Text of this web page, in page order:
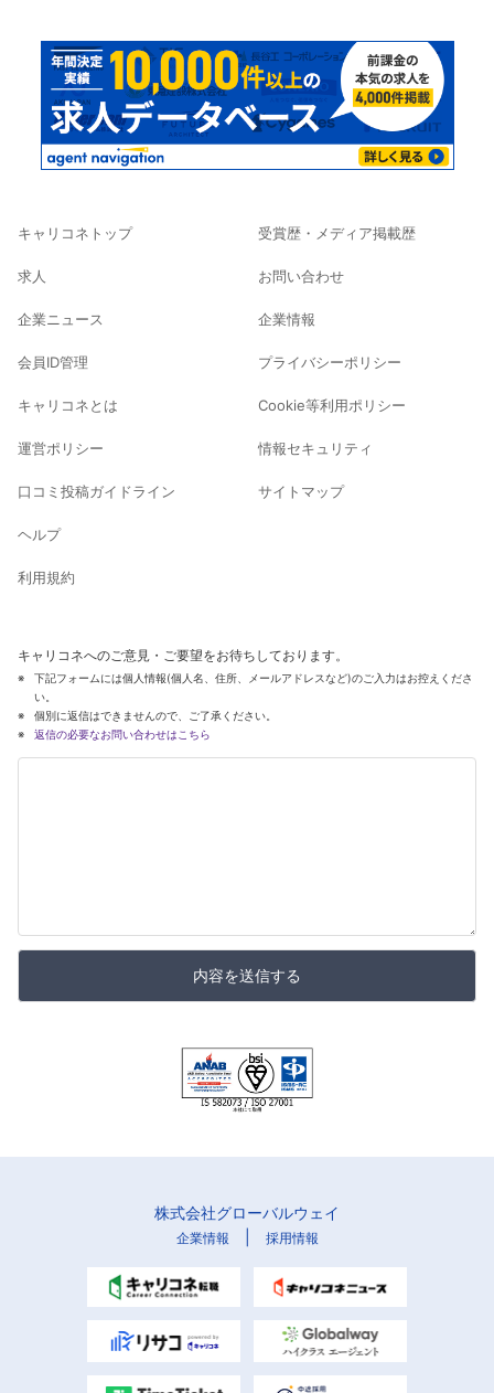
キャリコネトップ
求人
企業ニュース
会員ID管理
キャリコネとは
運営ポリシー
口コミ投稿ガイドライン
ヘルプ
利用規約
受賞歴・メディア掲載歴
お問い合わせ
企業情報
プライバシーポリシー
Cookie等利用ポリシー
情報セキュリティ
サイトマップ
キャリコネへのご意見・ご要望をお待ちしております。
下記フォームには個人情報(個人名、住所、メールアドレスなど)のご入力はお控えくださ
い。
個別に返信はできませんので、ご了承ください。
返信の必要なお問い合わせはこちら
内容を送信する
株式会社グローバルウェイ
企業情報 採用情報